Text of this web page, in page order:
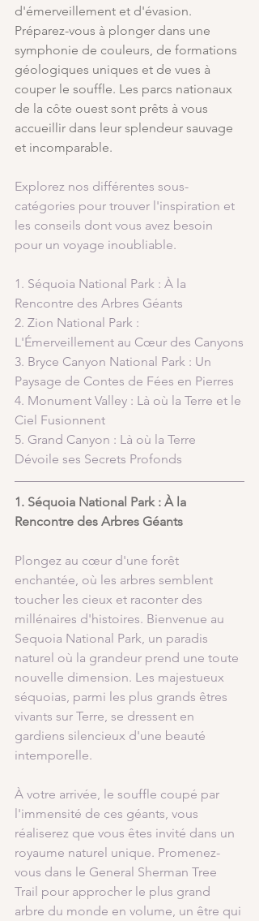
d'émerveillement et d'évasion.
Préparez-vous à plonger dans une
symphonie de couleurs, de formations
géologiques uniques et de vues à
couper le souffle. Les parcs nationaux
de la côte ouest sont prêts à vous
accueillir dans leur splendeur sauvage
et incomparable.
Explorez nos différentes sous-
catégories pour trouver l'inspiration et
les conseils dont vous avez besoin
pour un voyage inoubliable.
1. Séquoia National Park : À la
Rencontre des Arbres Géants
2. Zion National Park :
L'Émerveillement au Cœur des Canyons
3. Bryce Canyon National Park : Un
Paysage de Contes de Fées en Pierres
4. Monument Valley : Là où la Terre et le
Ciel Fusionnent
5. Grand Canyon : Là où la Terre
Dévoile ses Secrets Profonds
1. Séquoia National Park : À la
Rencontre des Arbres Géants
Plongez au cœur d'une forêt
enchantée, où les arbres semblent
toucher les cieux et raconter des
millénaires d'histoires. Bienvenue au
Sequoia National Park, un paradis
naturel où la grandeur prend une toute
nouvelle dimension. Les majestueux
séquoias, parmi les plus grands êtres
vivants sur Terre, se dressent en
gardiens silencieux d'une beauté
intemporelle.
À votre arrivée, le souffle coupé par
l'immensité de ces géants, vous
réaliserez que vous êtes invité dans un
royaume naturel unique. Promenez-
vous dans le General Sherman Tree
Trail pour approcher le plus grand
arbre du monde en volume, un être qui